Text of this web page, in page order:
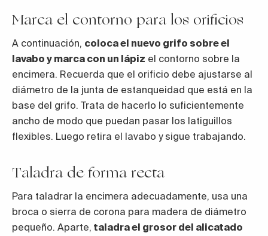
Marca el contorno para los orificios
A continuación, coloca el nuevo grifo sobre el
lavabo y marca con un lápiz el contorno sobre la
encimera. Recuerda que el orificio debe ajustarse al
diámetro de la junta de estanqueidad que está en la
base del grifo. Trata de hacerlo lo suficientemente
ancho de modo que puedan pasar los latiguillos
flexibles. Luego retira el lavabo y sigue trabajando.
Taladra de forma recta
Para taladrar la encimera adecuadamente, usa una
broca o sierra de corona para madera de diámetro
pequeño. Aparte, taladra el grosor del alicatado